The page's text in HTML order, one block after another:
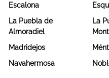
Escalona
La Puebla de
Almoradiel
La
Madridejos
Navahermosa